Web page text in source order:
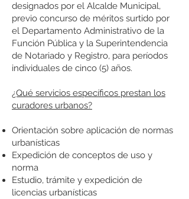
designados por el Alcalde Municipal,
previo concurso de méritos surtido por
el Departamento Administrativo de la
Función Pública y la Superintendencia
de Notariado y Registro, para períodos
individuales de cinco (5) años.
¿Qué servicios específicos prestan los
curadores urbanos?
Orientación sobre aplicación de normas
urbanísticas
Expedición de conceptos de uso y
norma
Estudio, trámite y expedición de
licencias urbanísticas